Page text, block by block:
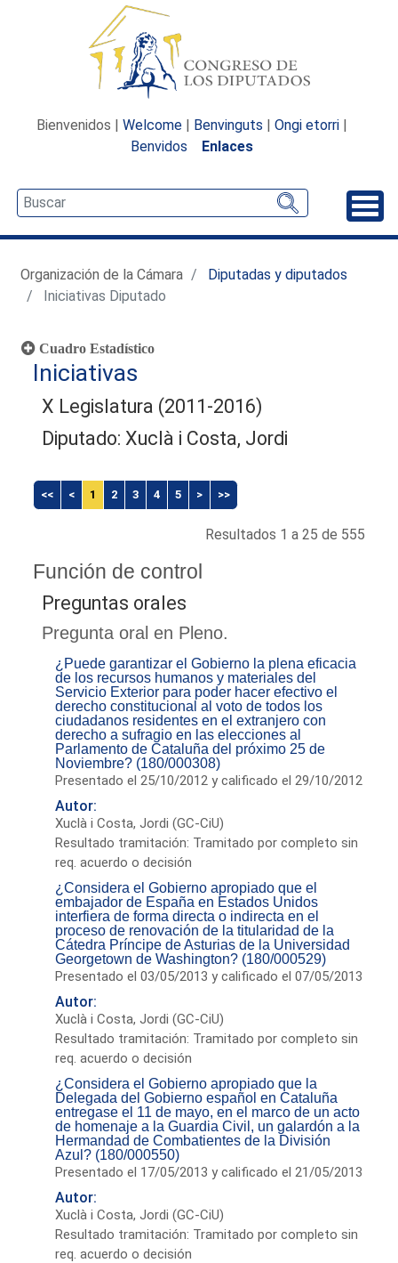
Bienvenidos | Welcome | Benvinguts | Ongi etorri |
Benvidos
Enlaces
Organización de la Cámara
Diputadas y diputados
Iniciativas Diputado
Cuadro Estadístico
Iniciativas
X Legislatura (2011-2016)
Diputado: Xuclà i Costa, Jordi
<< < 1 2 3 4 5 > >>
Resultados 1 a 25 de 555
Función de control
Preguntas orales
Pregunta oral en Pleno.
¿Puede garantizar el Gobierno la plena eficacia
de los recursos humanos y materiales del
Servicio Exterior para poder hacer efectivo el
derecho constitucional al voto de todos los
ciudadanos residentes en el extranjero con
derecho a sufragio en las elecciones al
Parlamento de Cataluña del próximo 25 de
Noviembre? (180/000308)
Presentado el 25/10/2012 y calificado el 29/10/2012
Autor:
Xuclà i Costa, Jordi (GC-CiU)
Resultado tramitación: Tramitado por completo sin
req. acuerdo o decisión
¿Considera el Gobierno apropiado que el
embajador de España en Estados Unidos
interfiera de forma directa o indirecta en el
proceso de renovación de la titularidad de la
Cátedra Príncipe de Asturias de la Universidad
Georgetown de Washington? (180/000529)
Presentado el 03/05/2013 y calificado el 07/05/2013
Autor:
Xuclà i Costa, Jordi (GC-CiU)
Resultado tramitación: Tramitado por completo sin
req. acuerdo o decisión
¿Considera el Gobierno apropiado que la
Delegada del Gobierno español en Cataluña
entregase el 11 de mayo, en el marco de un acto
de homenaje a la Guardia Civil, un galardón a la
Hermandad de Combatientes de la División
Azul? (180/000550)
Presentado el 17/05/2013 y calificado el 21/05/2013
Autor:
Xuclà i Costa, Jordi (GC-CiU)
Resultado tramitación: Tramitado por completo sin
req. acuerdo o decisión